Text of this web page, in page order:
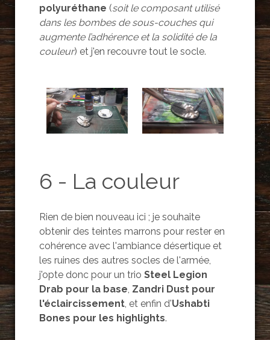
polyuréthane (soit le composant utilisé
dans les bombes de sous-couches qui
augmente l’adhérence et la solidité de la
couleur) et j'en recouvre tout le socle.
6 - La couleur
Rien de bien nouveau ici ; je souhaite
obtenir des teintes marrons pour rester en
cohérence avec l'ambiance désertique et
les ruines des autres socles de l'armée,
j'opte donc pour un trio Steel Legion
Drab pour la base, Zandri Dust pour
l'éclaircissement, et enfin d'Ushabti
Bones pour les highlights.